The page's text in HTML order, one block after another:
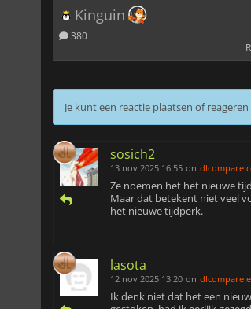
Kinguin
380
Je kunt een reactie plaatsen of
sosich2
13 nov 2025 16:55 on
Ze noemen het het nieuwe
Maar dat betekent niet veel
het nieuwe tijdperk.
lasota
12 nov 2025 13:20 on
Ik denk niet dat het een